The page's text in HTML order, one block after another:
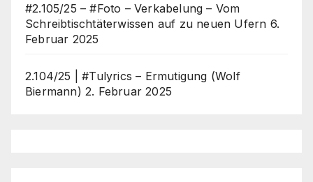
#2.105/25 – #Foto – Verkabelung – Vom
Schreibtischtäterwissen auf zu neuen Ufern 6.
Februar 2025
2.104/25 | #Tulyrics – Ermutigung (Wolf
Biermann) 2. Februar 2025